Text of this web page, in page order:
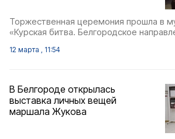
Торжественная церемония прошла в
«Курская битва. Белгородское
12 марта , 11:54
В Белгороде открылась
выставка личных вещей
маршала Жукова